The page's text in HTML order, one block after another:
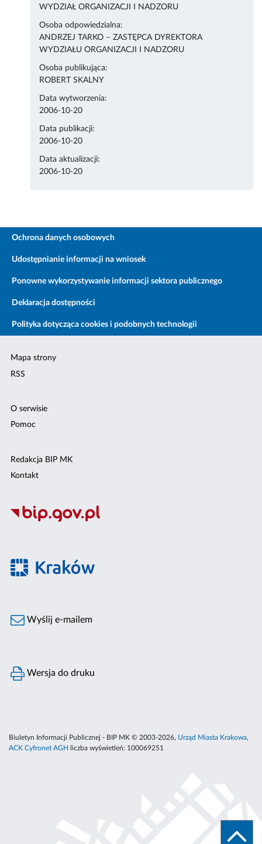
WYDZIAŁ ORGANIZACJI I NADZORU
Osoba odpowiedzialna:
ANDRZEJ TARKO – ZASTĘPCA DYREKTORA
WYDZIAŁU ORGANIZACJI I NADZORU
Osoba publikująca:
ROBERT SKALNY
Data wytworzenia:
2006-10-20
Data publikacji:
2006-10-20
Data aktualizacji:
2006-10-20
Ochrona danych osobowych
Udostępnianie informacji na wniosek
Ponowne wykorzystywanie informacji sektora publicznego
Deklaracja dostępności
Polityka dotycząca cookies i podobnych technologii
Mapa strony
RSS
O serwisie
Pomoc
Redakcja BIP MK
Kontakt
Wyślij e-mailem
Wersja do druku
Biuletyn Informacji Publicznej - BIP MK © 2003-2026, Urząd Miasta Krakowa,
ACK Cyfronet AGH
liczba wyświetleń: 100069251